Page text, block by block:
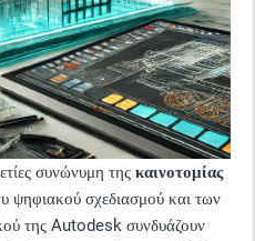
συνώνυμη της καινοτομίας
ψηφιακού σχεδιασμού και των
της Autodesk συνδυάζουν